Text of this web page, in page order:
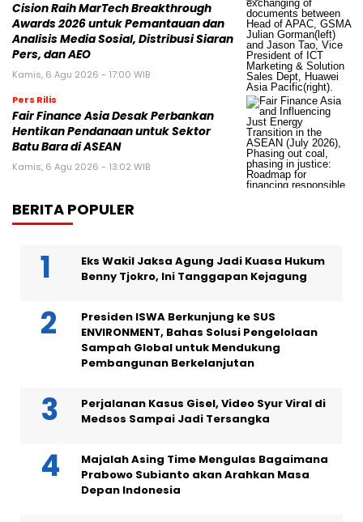
Cision Raih MarTech Breakthrough
Awards 2026 untuk Pemantauan dan
Analisis Media Sosial, Distribusi Siaran
Pers, dan AEO
Kamis, 6 Agu 2026 - 17:00 WIB
Pers Rilis
Fair Finance Asia Desak Perbankan
Hentikan Pendanaan untuk Sektor
Batu Bara di ASEAN
Kamis, 6 Agu 2026 - 13:02 WIB
BERITA POPULER
Eks Wakil Jaksa Agung Jadi Kuasa Hukum
Benny Tjokro, Ini Tanggapan Kejagung
Presiden ISWA Berkunjung ke SUS
ENVIRONMENT, Bahas Solusi Pengelolaan
Sampah Global untuk Mendukung
Pembangunan Berkelanjutan
Perjalanan Kasus Gisel, Video Syur Viral di
Medsos Sampai Jadi Tersangka
Majalah Asing Time Mengulas Bagaimana
Prabowo Subianto akan Arahkan Masa
Depan Indonesia